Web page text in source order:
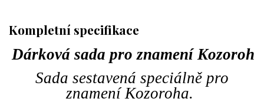
Kompletní specifikace
Dárková sada pro znamení Kozoroh
Sada sestavená speciálně pro
znamení Kozoroha.